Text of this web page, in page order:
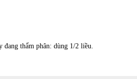
thẩm phân: dùng 1/2 liều.